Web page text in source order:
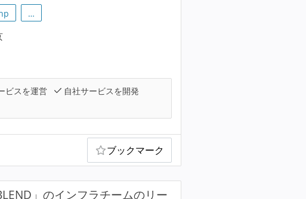
…
ビスを運営
自社サービスを開発
ブックマーク
」のインフラチームのリー